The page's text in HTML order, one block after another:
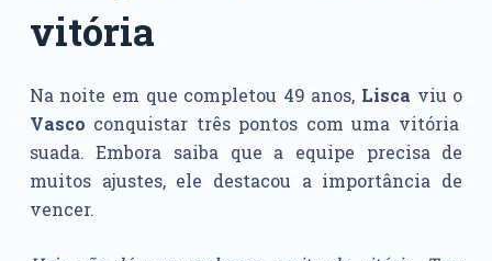
vitória
Na noite em que completou 49 anos, Lisca viu o
Vasco conquistar três pontos com uma vitória
suada. Embora saiba que a equipe precisa de
muitos ajustes, ele destacou a importância de
vencer.